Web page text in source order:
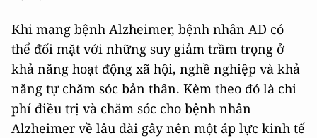
Khi mang bệnh Alzheimer, bệnh nhân AD có
thể đối mặt với những suy giảm trầm trọng ở
khả năng hoạt động xã hội, nghề nghiệp và khả
năng tự chăm sóc bản thân. Kèm theo đó là chi
phí điều trị và chăm sóc cho bệnh nhân
Alzheimer về lâu dài gây nên một áp lực kinh tế